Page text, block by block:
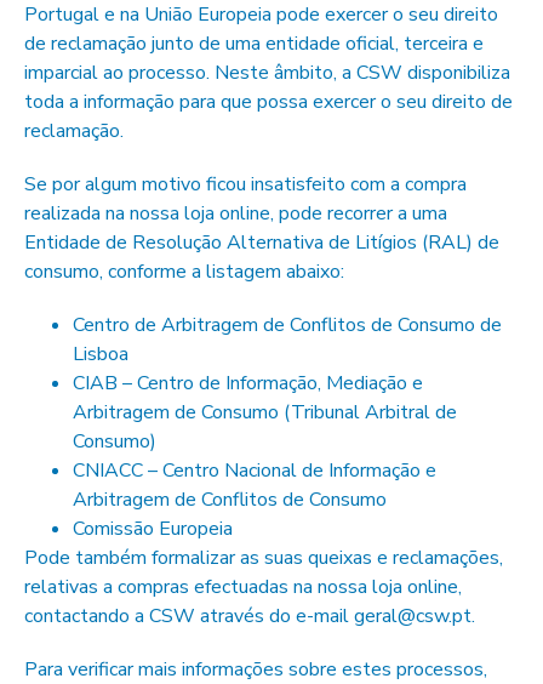
Portugal e na União Europeia pode exercer o seu direito
de reclamação junto de uma entidade oficial, terceira e
imparcial ao processo. Neste âmbito, a CSW disponibiliza
toda a informação para que possa exercer o seu direito de
reclamação.
Se por algum motivo ficou insatisfeito com a compra
realizada na nossa loja online, pode recorrer a uma
Entidade de Resolução Alternativa de Litígios (RAL) de
consumo, conforme a listagem abaixo:
Centro de Arbitragem de Conflitos de Consumo de
Lisboa
CIAB – Centro de Informação, Mediação e
Arbitragem de Consumo (Tribunal Arbitral de
Consumo)
CNIACC – Centro Nacional de Informação e
Arbitragem de Conflitos de Consumo
Comissão Europeia
Pode também formalizar as suas queixas e reclamações,
relativas a compras efectuadas na nossa loja online,
contactando a CSW através do e-mail geral@csw.pt.
Para verificar mais informações sobre estes processos,